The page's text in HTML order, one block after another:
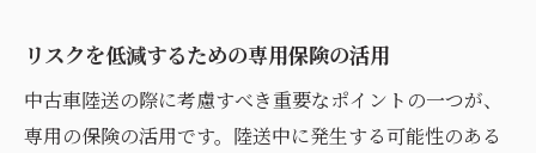
リスクを低減するための専用保険の活用
中古車陸送の際に考慮すべき重要なポイントの一つが、
専用の保険の活用です。陸送中に発生する可能性のある